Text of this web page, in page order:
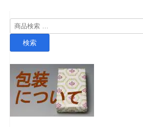
検
索
検索